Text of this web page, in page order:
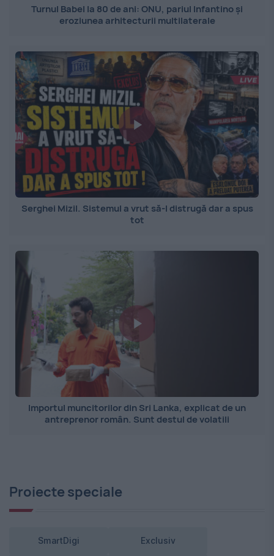
Turnul Babel la 80 de ani: ONU, pariul Infantino și
eroziunea arhitecturii multilaterale
Serghei Mizil. Sistemul a vrut să-l distrugă dar a spus
tot
Importul muncitorilor din Sri Lanka, explicat de un
antreprenor român. Sunt destul de volatili
Proiecte speciale
SmartDigi Exclusiv